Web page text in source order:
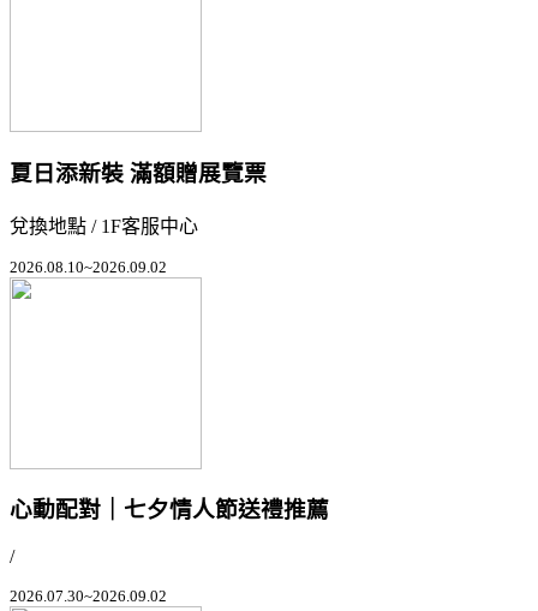
夏日添新裝 滿額贈展覽票
兌換地點 / 1F客服中心
2026.08.10~2026.09.02
心動配對｜七夕情人節送禮推薦
/
2026.07.30~2026.09.02